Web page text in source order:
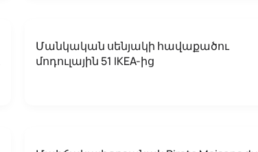
Մանկական սենյակի հավաքածու
մոդուլային 51 IKEA-ից